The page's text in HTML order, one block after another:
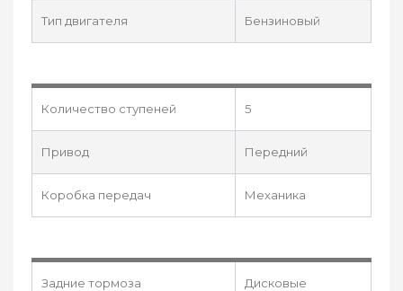
Тип двигателя Бензиновый
Количество ступеней 5
Привод Передний
Коробка передач Механика
Задние тормоза Дисковые